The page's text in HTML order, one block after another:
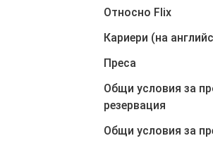
Относно Flix
Кариери (на
Преса
Общи условия за
резервация
Общи условия за